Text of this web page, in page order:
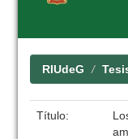
RIUdeG
Título: